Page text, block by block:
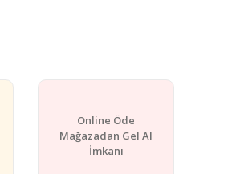
Online Öde
Mağazadan Gel Al
İmkanı